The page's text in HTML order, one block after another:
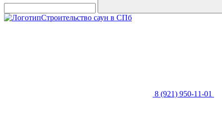
Строительство саун в СПб
8 (921) 950-11-01